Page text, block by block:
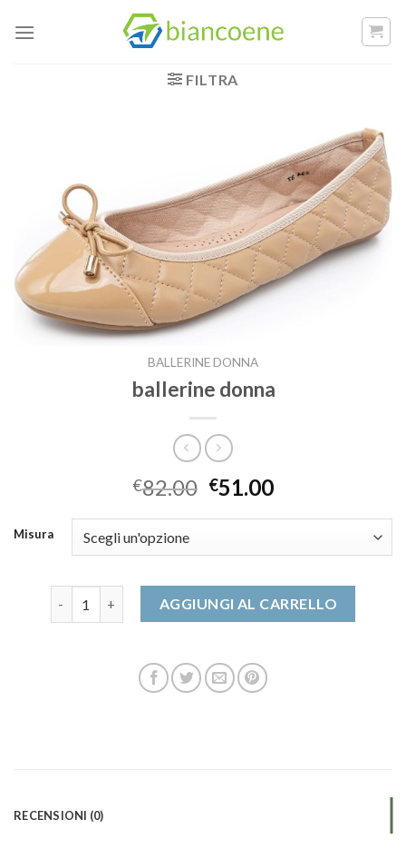
FILTRA
BALLERINE DONNA
ballerine donna
€82.00 €51.00
Misura
ballerine donna quantitàAGGIUNGI AL CARRELLO
RECENSIONI (0)